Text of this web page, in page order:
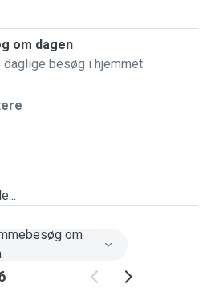
om dagen
besøg i hjemmet
om